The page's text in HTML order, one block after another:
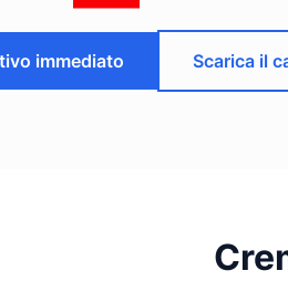
immediato Scarica il